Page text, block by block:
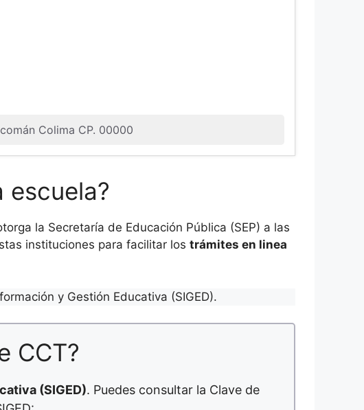
Colima CP. 00000
escuela?
la Secretaría de Educación Pública (SEP) a las
instituciones para facilitar los trámites en linea
y Gestión Educativa (SIGED).
CCT?
(SIGED). Puedes consultar la Clave de